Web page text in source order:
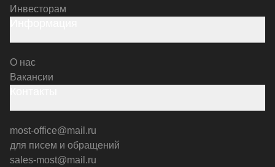
Инвесторам
О нас
Вакансии
most-office@mail.ru
для писем и обращений
sales-most@mail.ru